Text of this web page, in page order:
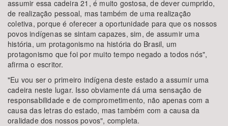
assumir essa cadeira 21, é muito gostosa, de dever cumprido,
de realização pessoal, mas também de uma realização
coletiva, porque é oferecer a oportunidade para que os nossos
povos indígenas se sintam capazes, sim, de assumir uma
história, um protagonismo na história do Brasil, um
protagonismo que foi por muito tempo negado a todos nós",
afirma o escritor.
"Eu vou ser o primeiro indígena deste estado a assumir uma
cadeira neste lugar. Isso obviamente dá uma sensação de
responsabilidade e de comprometimento, não apenas com a
causa das letras do estado, mas também com a causa da
oralidade dos nossos povos", completa.